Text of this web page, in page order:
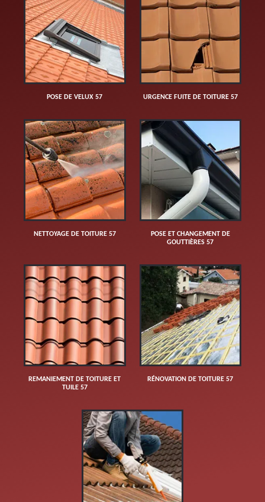
POSE DE VELUX 57 URGENCE FUITE DE TOITURE 57
NETTOYAGE DE TOITURE 57
POSE ET CHANGEMENT DE
GOUTTIÈRES 57
REMANIEMENT DE TOITURE ET
TUILE 57
RÉNOVATION DE TOITURE 57